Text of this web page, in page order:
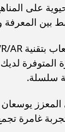
على
بين المعرفة
المتوفرة
سلسلة.
المعزز
غامرة